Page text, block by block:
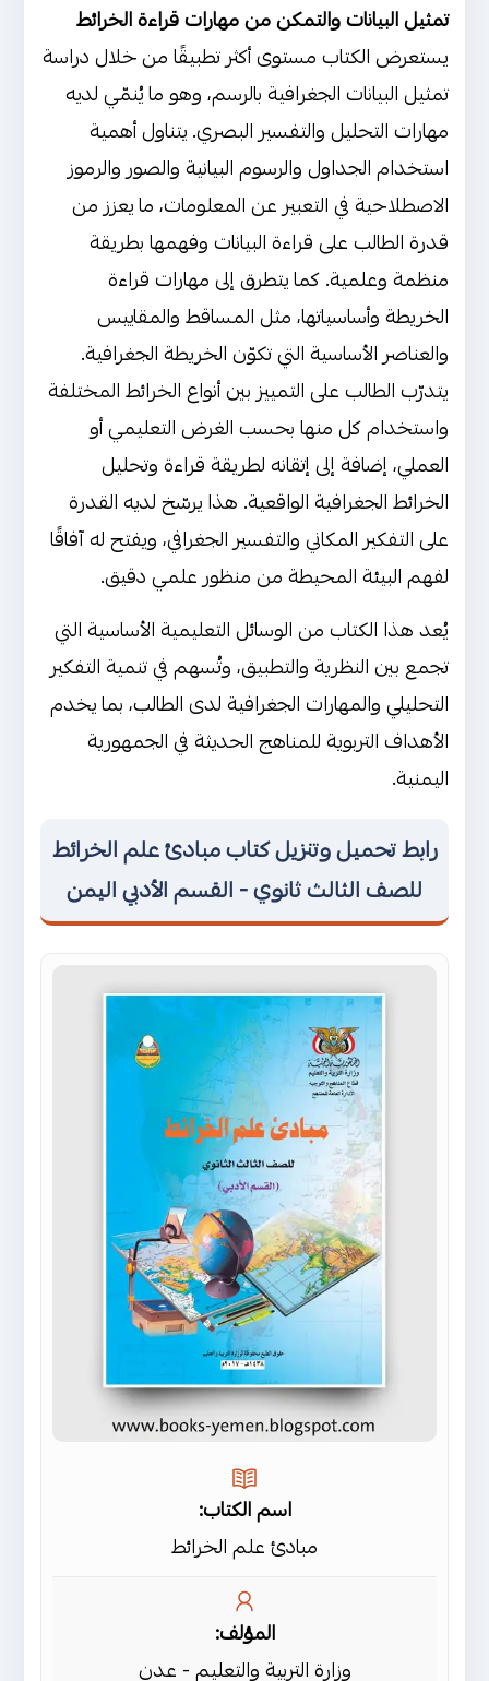
تمثيل البيانات والتمكن من مهارات قراءة الخرائط
يستعرض الكتاب مستوى أكثر تطبيقًا من خلال دراسة
تمثيل البيانات الجغرافية بالرسم، وهو ما يُنمّي لديه
مهارات التحليل والتفسير البصري. يتناول أهمية
استخدام الجداول والرسوم البيانية والصور والرموز
الاصطلاحية في التعبير عن المعلومات، ما يعزز من
قدرة الطالب على قراءة البيانات وفهمها بطريقة
منظمة وعلمية. كما يتطرق إلى مهارات قراءة
الخريطة وأساسياتها، مثل المساقط والمقاييس
والعناصر الأساسية التي تكوّن الخريطة الجغرافية.
يتدرّب الطالب على التمييز بين أنواع الخرائط المختلفة
واستخدام كل منها بحسب الغرض التعليمي أو
العملي، إضافة إلى إتقانه لطريقة قراءة وتحليل
الخرائط الجغرافية الواقعية. هذا يرسّخ لديه القدرة
على التفكير المكاني والتفسير الجغرافي، ويفتح له آفاقًا
لفهم البيئة المحيطة من منظور علمي دقيق.
يُعد هذا الكتاب من الوسائل التعليمية الأساسية التي
تجمع بين النظرية والتطبيق، وتُسهم في تنمية التفكير
التحليلي والمهارات الجغرافية لدى الطالب، بما يخدم
الأهداف التربوية للمناهج الحديثة في الجمهورية
اليمنية.
رابط تحميل وتنزيل كتاب مبادئ علم الخرائط
للصف الثالث ثانوي - القسم الأدبي اليمن
اسم الكتاب:
مبادئ علم الخرائط
المؤلف:
وزارة التربية والتعليم - عدن